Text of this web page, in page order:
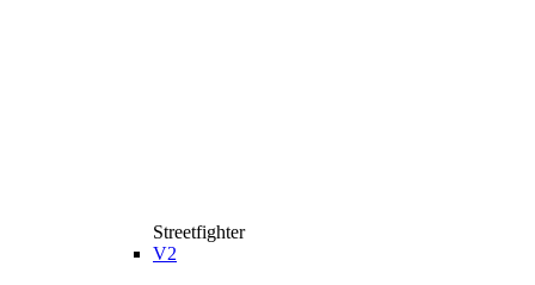
Streetfighter
V2